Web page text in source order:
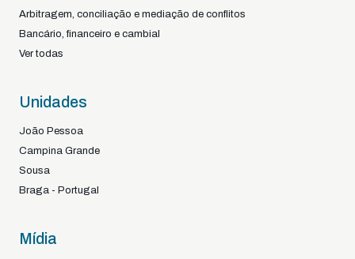
Arbitragem, conciliação e mediação de conflitos
Bancário, financeiro e cambial
Ver todas
Unidades
João Pessoa
Campina Grande
Sousa
Braga - Portugal
Mídia